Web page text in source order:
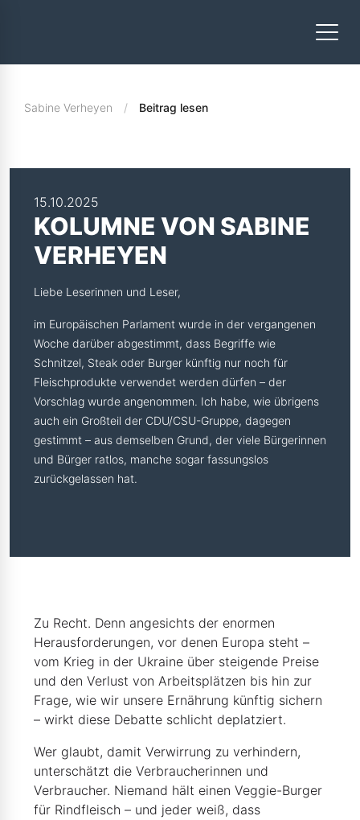
Sabine Verheyen Beitrag lesen
15.10.2025
KOLUMNE VON SABINE
VERHEYEN
Liebe Leserinnen und Leser,
im Europäischen Parlament wurde in der vergangenen
Woche darüber abgestimmt, dass Begriffe wie
Schnitzel, Steak oder Burger künftig nur noch für
Fleischprodukte verwendet werden dürfen – der
Vorschlag wurde angenommen. Ich habe, wie übrigens
auch ein Großteil der CDU/CSU-Gruppe, dagegen
gestimmt – aus demselben Grund, der viele Bürgerinnen
und Bürger ratlos, manche sogar fassungslos
zurückgelassen hat.
Zu Recht. Denn angesichts der enormen
Herausforderungen, vor denen Europa steht –
vom Krieg in der Ukraine über steigende Preise
und den Verlust von Arbeitsplätzen bis hin zur
Frage, wie wir unsere Ernährung künftig sichern
– wirkt diese Debatte schlicht deplatziert.
Wer glaubt, damit Verwirrung zu verhindern,
unterschätzt die Verbraucherinnen und
Verbraucher. Niemand hält einen Veggie-Burger
für Rindfleisch – und jeder weiß, dass